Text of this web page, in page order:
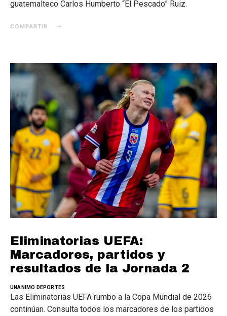
guatemalteco Carlos Humberto “El Pescado” Ruiz.
COMPARTIR
Eliminatorias UEFA:
Marcadores, partidos y
resultados de la Jornada 2
UNANIMO DEPORTES
Las Eliminatorias UEFA rumbo a la Copa Mundial de 2026
continúan. Consulta todos los marcadores de los partidos